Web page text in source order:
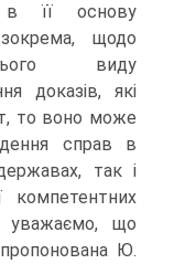
в її основу
зокрема, щодо
виду
доказів, які
то воно може
справ в
так і
компетентних
уважаємо, що
Ю.